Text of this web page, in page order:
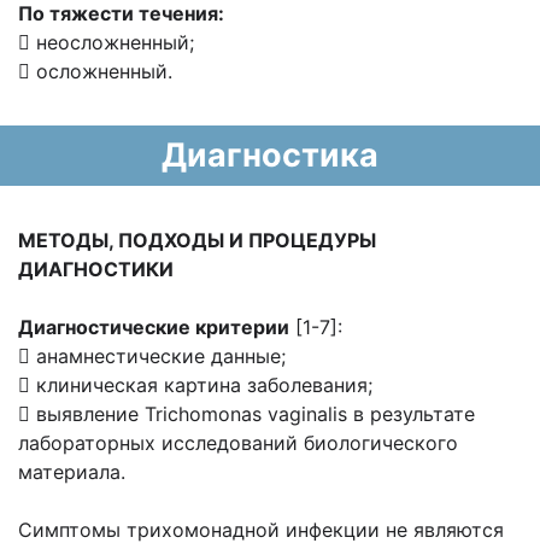
По тяжести течения:
 неосложненный;
 осложненный.
Диагностика
МЕТОДЫ, ПОДХОДЫ И ПРОЦЕДУРЫ
ДИАГНОСТИКИ
Диагностические критерии [1-7]:
 анамнестические данные;
 клиническая картина заболевания;
 выявление Trichomonas vaginalis в результате
лабораторных исследований биологического
материала.
Симптомы трихомонадной инфекции не являются